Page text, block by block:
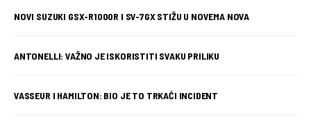
NOVI SUZUKI GSX-R1000R I SV-7GX STIŽU U NOVEMA NOVA
ANTONELLI: VAŽNO JE ISKORISTITI SVAKU PRILIKU
VASSEUR I HAMILTON: BIO JE TO TRKAĆI INCIDENT